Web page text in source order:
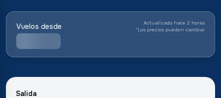
Vuelos desde
Actualizado hace 2 horas
*Los precios pueden cambiar
Salida